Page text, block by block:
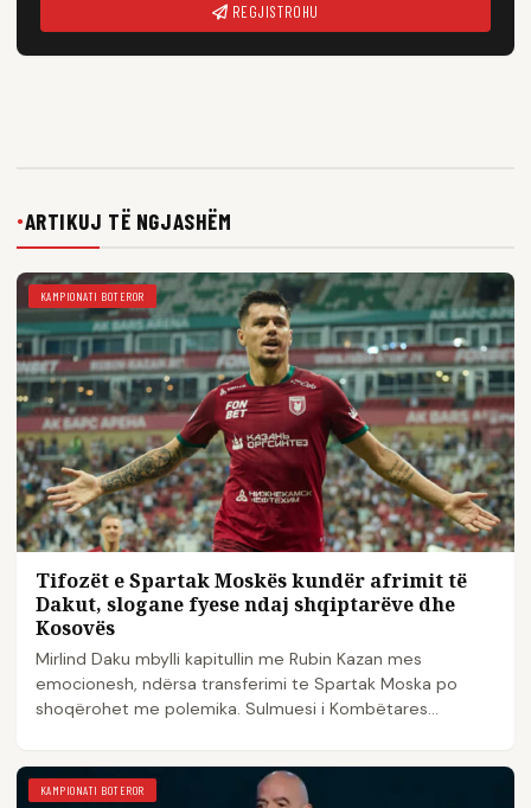
REGJISTROHU
●ARTIKUJ TË NGJASHËM
KAMPIONATI BOTEROR
Tifozët e Spartak Moskës kundër afrimit të
Dakut, slogane fyese ndaj shqiptarëve dhe
Kosovës
Mirlind Daku mbylli kapitullin me Rubin Kazan mes
emocionesh, ndërsa transferimi te Spartak Moska po
shoqërohet me polemika. Sulmuesi i Kombëtares
KAMPIONATI BOTEROR